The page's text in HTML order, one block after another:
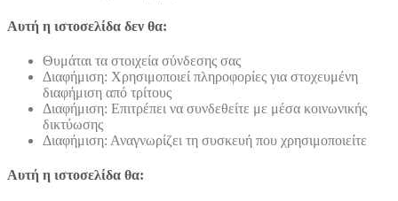
Αυτή η ιστοσελίδα δεν θα:
Θυμάται τα στοιχεία σύνδεσης σας
Διαφήμιση: Χρησιμοποιεί πληροφορίες για στοχευμένη
διαφήμιση από τρίτους
Διαφήμιση: Επιτρέπει να συνδεθείτε με μέσα κοινωνικής
δικτύωσης
Διαφήμιση: Αναγνωρίζει τη συσκευή που χρησιμοποιείτε
Αυτή η ιστοσελίδα θα: